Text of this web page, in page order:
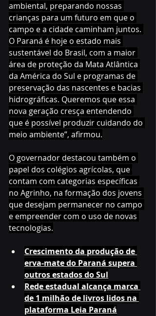
ambiental, preparando nossas
crianças para um futuro em que o
campo e a cidade caminham juntos.
O Paraná é hoje o estado mais
sustentável do Brasil, com a maior
área de proteção da Mata Atlântica
da América do Sul e programas de
preservação das nascentes e bacias
hidrográficas. Queremos que essa
nova geração cresça entendendo
que é possível produzir cuidando do
meio ambiente”, afirmou.
O governador destacou também o
papel dos colégios agrícolas, que
contam com categorias específicas
no Agrinho, na formação dos jovens
que desejam permanecer no campo
e empreender com o uso de novas
tecnologias.
Crescimento da produção de
erva-mate do Paraná supera
outros estados do Sul
Rede estadual alcança marca
de 1 milhão de livros lidos na
plataforma Leia Paraná